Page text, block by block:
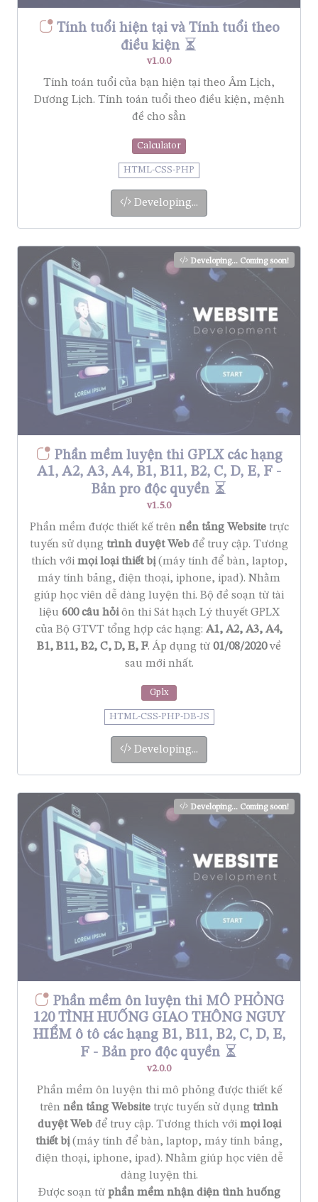
Tính tuổi hiện tại và Tính tuổi theo
điều kiện
v1.0.0
Tính toán tuổi của bạn hiện tại theo Âm Lịch,
Dương Lịch. Tính toán tuổi theo điều kiện, mệnh
đề cho sẳn
Calculator
HTML-CSS-PHP
Developing...
Developing... Coming soon!
Phần mềm luyện thi GPLX các hạng
A1, A2, A3, A4, B1, B11, B2, C, D, E, F -
Bản pro độc quyền
v1.5.0
Phần mềm được thiết kế trên nền tảng Websitetrực
tuyến sử dụng trình duyệt Web để truy cập. Tương
thích với mọi loại thiết bị(máy tính để bàn, laptop,
máy tính bảng, điện thoại, iphone, ipad). Nhằm
giúp học viên dễ dàng luyện thi. Bộ đề soạn từ tài
liệu 600 câu hỏiôn thi Sát hạch Lý thuyết GPLX
của Bộ GTVT tổng hợp các hạng: A1, A2, A3, A4,
B1, B11, B2, C, D, E, F. Áp dụng từ 01/08/2020về
sau mới nhất.
Gplx
HTML-CSS-PHP-DB-JS
Developing...
Developing... Coming soon!
Phần mềm ôn luyện thi MÔ PHỎNG
120 TÌNH HUỐNG GIAO THÔNG NGUY
HIỂM ô tô các hạng B1, B11, B2, C, D, E,
F - Bản pro độc quyền
v2.0.0
Phần mềm ôn luyện thi mô phỏng được thiết kế
trên nền tảng Website trực tuyến sử dụng trình
duyệt Webđể truy cập. Tương thích với mọi loại
thiết bị(máy tính để bàn, laptop, máy tính bảng,
điện thoại, iphone, ipad). Nhằm giúp học viên dễ
dàng luyện thi.
Được soạn từ phần mềm nhận diện tình huống